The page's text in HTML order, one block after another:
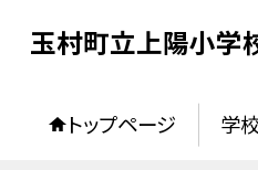
玉村町立上陽小学
トップページ 学